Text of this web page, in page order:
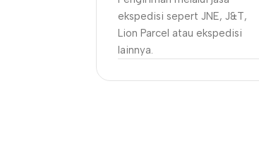
ekspedisi sepert JNE, J&T,
Lion Parcel atau ekspedisi
lainnya.